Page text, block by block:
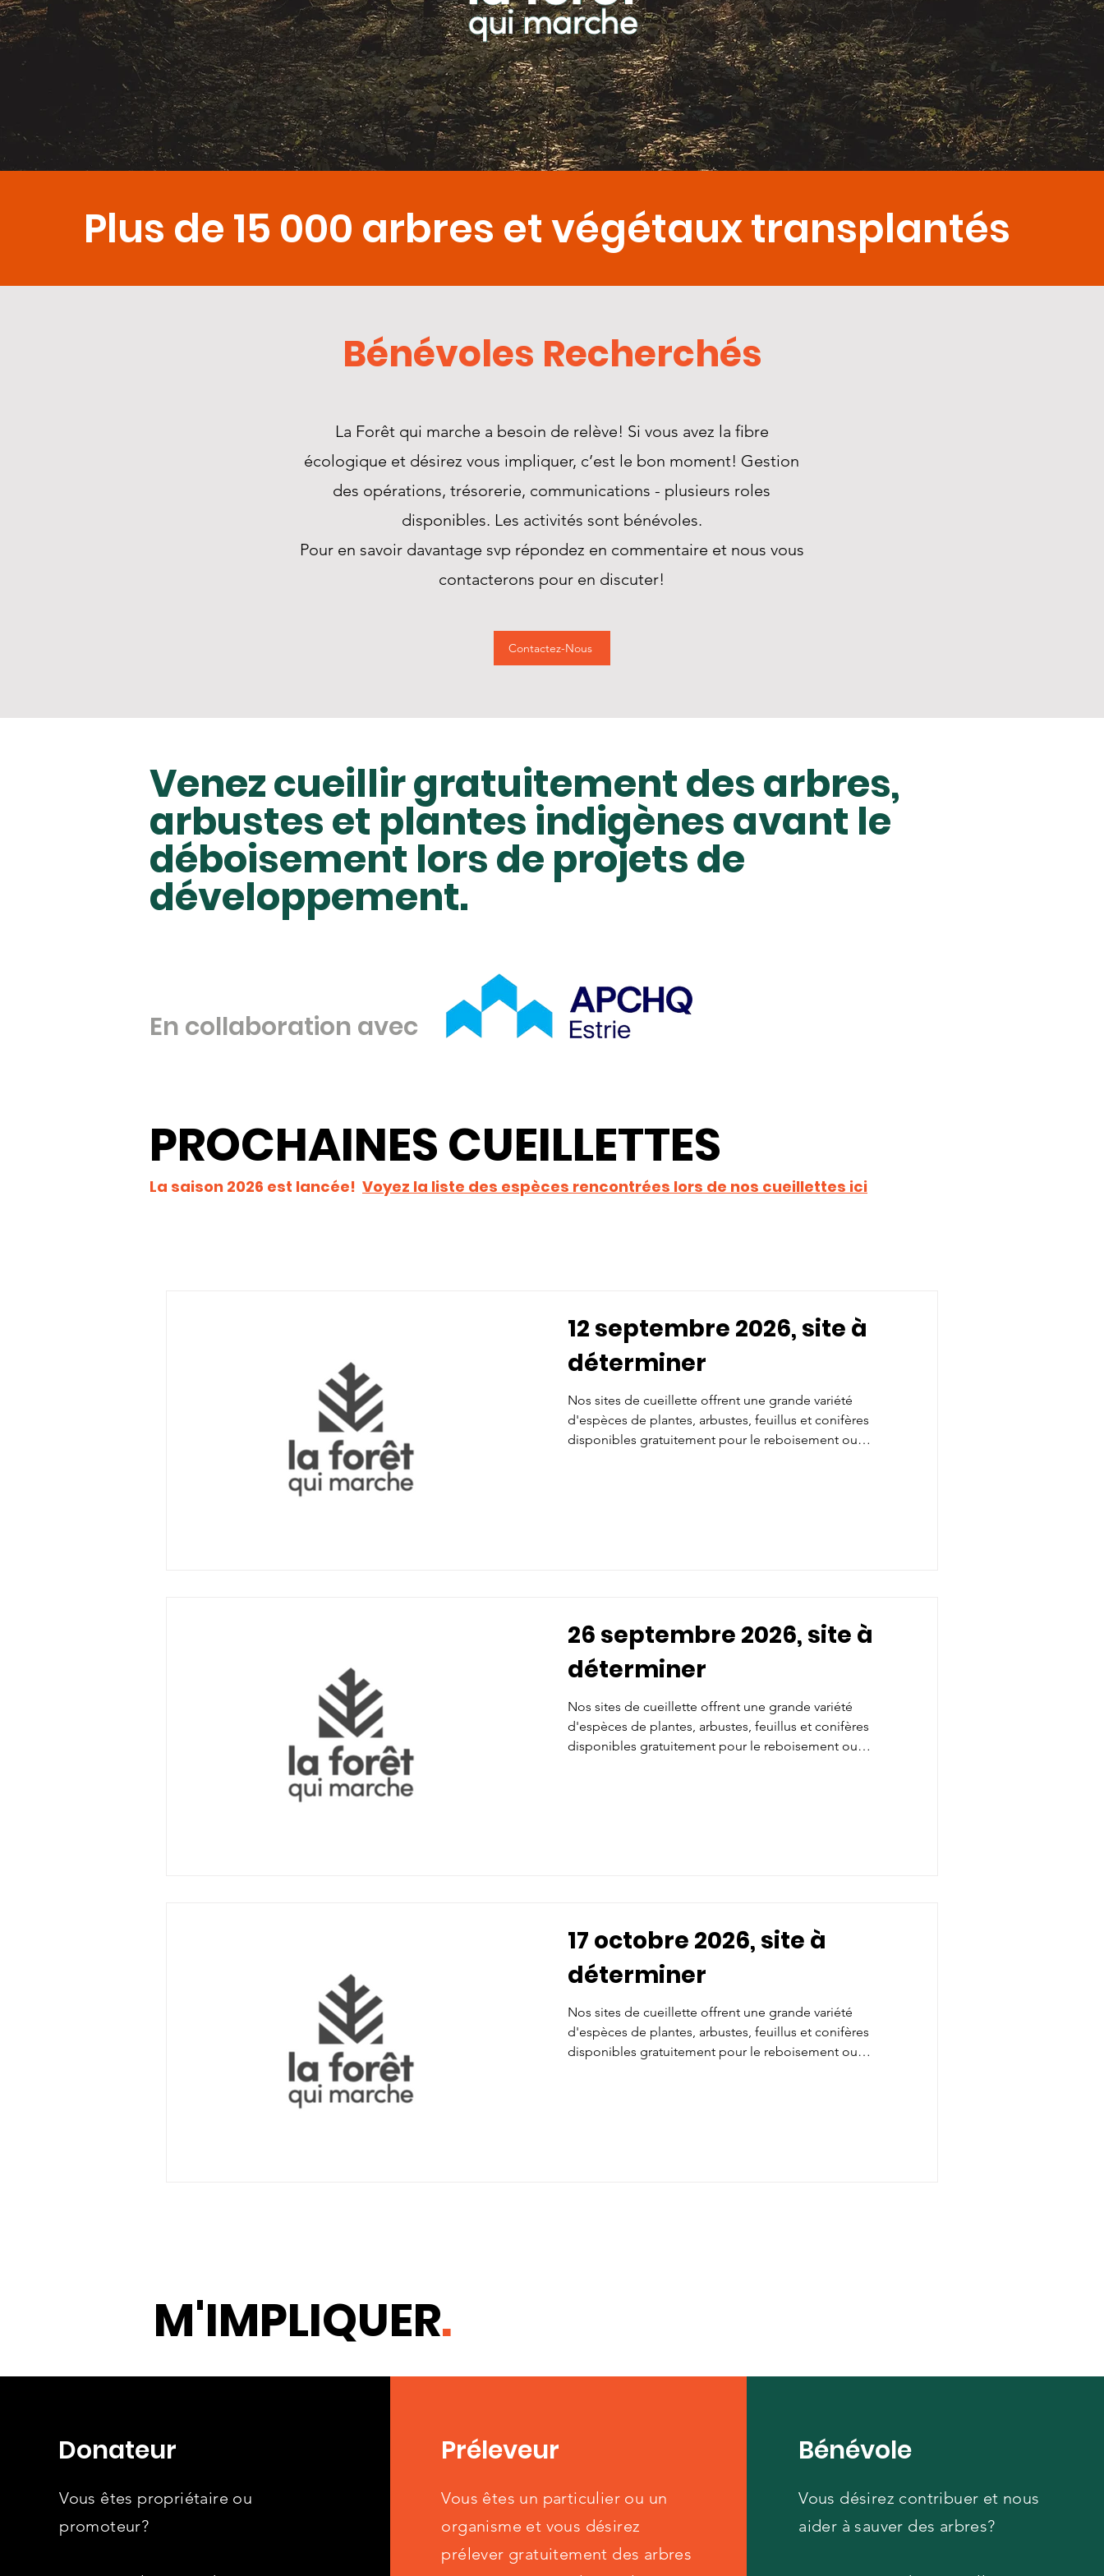
Plus de 15 000 arbres et végétaux transplantés
Bénévoles Recherchés
La Forêt qui marche a besoin de relève! Si vous avez la fibre
écologique et désirez vous impliquer, c’est le bon moment! Gestion
des opérations, trésorerie, communications - plusieurs roles
disponibles. Les activités sont bénévoles.
Pour en savoir davantage svp répondez en commentaire et nous vous
contacterons pour en discuter!
Contactez-Nous
Venez cueillir gratuitement des arbres,
arbustes et plantes indigènes avant le
déboisement lors de projets de
développement.
En collaboration avec
PROCHAINES CUEILLETTES
La saison 2026 est lancée! Voyez la liste des espèces rencontrées lors de nos cueillettes ici
12 septembre 2026, site à
déterminer
Nos sites de cueillette offrent une grande variété
d'espèces de plantes, arbustes, feuillus et conifères
disponibles gratuitement pour le reboisement ou
26 septembre 2026, site à
déterminer
Nos sites de cueillette offrent une grande variété
d'espèces de plantes, arbustes, feuillus et conifères
disponibles gratuitement pour le reboisement ou
17 octobre 2026, site à
déterminer
Nos sites de cueillette offrent une grande variété
d'espèces de plantes, arbustes, feuillus et conifères
disponibles gratuitement pour le reboisement ou
M'IMPLIQUER.
Donateur
Vous êtes propriétaire ou
promoteur?
Préleveur
Vous êtes un particulier ou un
organisme et vous désirez
prélever gratuitement des arbres
Bénévole
Vous désirez contribuer et nous
aider à sauver des arbres?